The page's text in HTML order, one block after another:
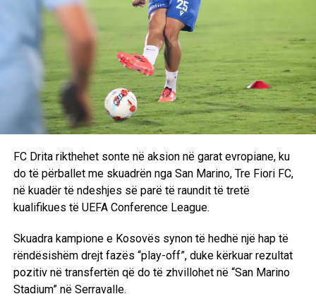
FC Drita rikthehet sonte në aksion në garat evropiane, ku
do të përballet me skuadrën nga San Marino, Tre Fiori FC,
në kuadër të ndeshjes së parë të raundit të tretë
kualifikues të UEFA Conference League.
Skuadra kampione e Kosovës synon të hedhë një hap të
rëndësishëm drejt fazës “play-off”, duke kërkuar rezultat
pozitiv në transfertën që do të zhvillohet në “San Marino
Stadium” në Serravalle.